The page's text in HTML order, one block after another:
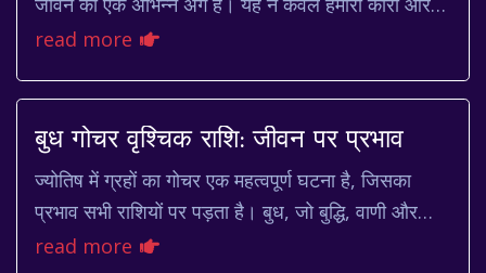
मोटरसाइकिलों को चलाता है, बल्कि बिजली उत्पा...
read more
बुध गोचर वृश्चिक राशि: जीवन पर प्रभाव
ज्योतिष में ग्रहों का गोचर एक महत्वपूर्ण घटना है, जिसका
प्रभाव सभी राशियों पर पड़ता है। बुध, जो बुद्धि, वाणी और
संचार का ग्रह है, जब वृश्चिक राशि में ...
read more